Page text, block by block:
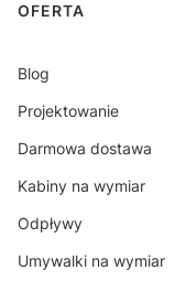
OFERTA
Blog
Projektowanie
Darmowa dostawa
Kabiny na wymiar
Odpływy
Umywalki na wymiar